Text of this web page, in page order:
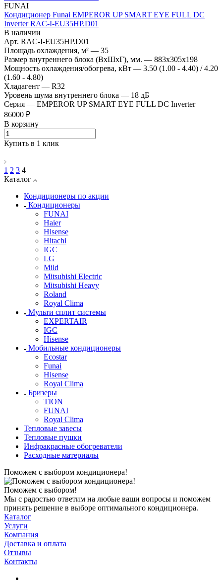
FUNAI
Кондиционер Funai EMPEROR UP SMART EYE FULL DC
Inverter RAC-I-EU35HP.D01
В наличии
Арт. RAC-I-EU35HP.D01
Площадь охлаждения, м² — 35
Размер внутреннего блока (ВхШхГ), мм. — 883x305x198
Мощность охлаждения/обогрева, кВт — 3.50 (1.00 - 4.40) / 4.20
(1.60 - 4.80)
Хладагент — R32
Уровень шума внутреннего блока — 18 дБ
Серия — EMPEROR UP SMART EYE FULL DC Inverter
86000 ₽
В корзину
Купить в 1 клик
1 2 3 4
Каталог
Кондиционеры по акции
Кондиционеры
FUNAI
Haier
Hisense
Hitachi
IGC
LG
Mild
Mitsubishi Electric
Mitsubishi Heavy
Roland
Royal Clima
Мульти сплит системы
EXPERTAIR
IGC
Hisense
Мобильные кондиционеры
Ecostar
Funai
Hisense
Royal Clima
Бризеры
TION
FUNAI
Royal Clima
Тепловые завесы
Тепловые пушки
Инфракрасные обогреватели
Расходные материалы
Поможем с выбором кондиционера!
Поможем с выбором!
Мы с радостью ответим на любые ваши вопросы и поможем
принять решение в выборе оптимального кондиционера.
Каталог
Услуги
Компания
Доставка и оплата
Отзывы
Контакты